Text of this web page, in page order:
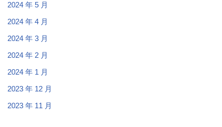
2024 年 5 月
2024 年 4 月
2024 年 3 月
2024 年 2 月
2024 年 1 月
2023 年 12 月
2023 年 11 月